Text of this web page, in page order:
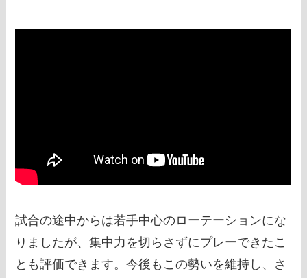
試合の途中からは若手中心のローテーションにな
りましたが、集中力を切らさずにプレーできたこ
とも評価できます。今後もこの勢いを維持し、さ